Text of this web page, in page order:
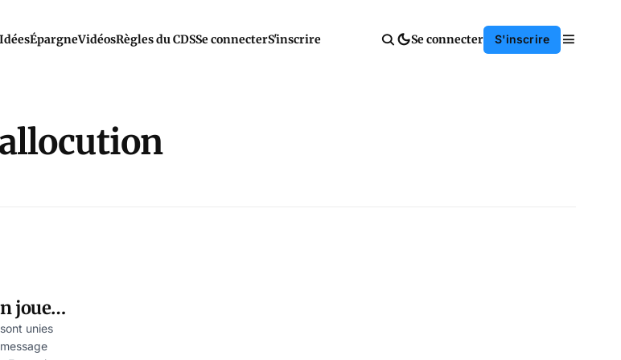
ÉpargneVidéosRègles du CDSSe connecterS'inscrire Se connecter S'inscrire
allocution
joue
unies